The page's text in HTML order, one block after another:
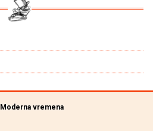
Moderna vremena